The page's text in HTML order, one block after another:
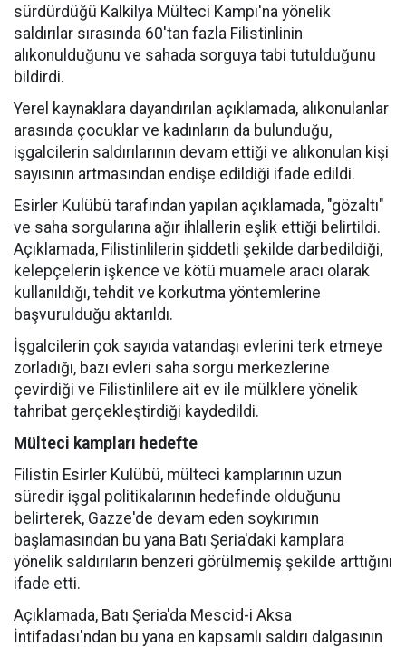
sürdürdüğü Kalkilya Mülteci Kampı'na yönelik
saldırılar sırasında 60'tan fazla Filistinlinin
alıkonulduğunu ve sahada sorguya tabi tutulduğunu
bildirdi.
Yerel kaynaklara dayandırılan açıklamada, alıkonulanlar
arasında çocuklar ve kadınların da bulunduğu,
işgalcilerin saldırılarının devam ettiği ve alıkonulan kişi
sayısının artmasından endişe edildiği ifade edildi.
Esirler Kulübü tarafından yapılan açıklamada, "gözaltı"
ve saha sorgularına ağır ihlallerin eşlik ettiği belirtildi.
Açıklamada, Filistinlilerin şiddetli şekilde darbedildiği,
kelepçelerin işkence ve kötü muamele aracı olarak
kullanıldığı, tehdit ve korkutma yöntemlerine
başvurulduğu aktarıldı.
İşgalcilerin çok sayıda vatandaşı evlerini terk etmeye
zorladığı, bazı evleri saha sorgu merkezlerine
çevirdiği ve Filistinlilere ait ev ile mülklere yönelik
tahribat gerçekleştirdiği kaydedildi.
Mülteci kampları hedefte
Filistin Esirler Kulübü, mülteci kamplarının uzun
süredir işgal politikalarının hedefinde olduğunu
belirterek, Gazze'de devam eden soykırımın
başlamasından bu yana Batı Şeria'daki kamplara
yönelik saldırıların benzeri görülmemiş şekilde arttığını
ifade etti.
Açıklamada, Batı Şeria'da Mescid-i Aksa
İntifadası'ndan bu yana en kapsamlı saldırı dalgasının